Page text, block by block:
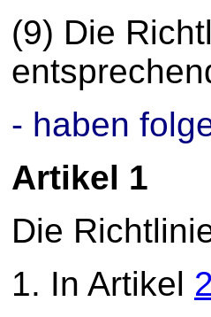
(9) Die
- haben
Artikel 1
Die
1. In Artikel 2